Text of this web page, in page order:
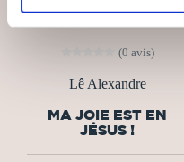
(0 avis)
Lê Alexandre
MA JOIE EST EN
JÉSUS !